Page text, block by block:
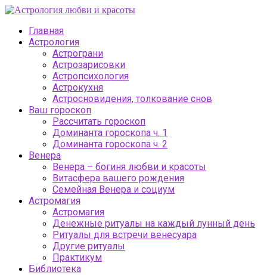
Главная
Астрология
Астрограни
Астрозарисовки
Астропсихология
Астрокухня
Астросновидения, толкование снов
Ваш гороскоп
Рассчитать гороскоп
Доминанта гороскопа ч. 1
Доминанта гороскопа ч. 2
Венера
Венера – богиня любви и красоты
Витасфера вашего рождения
Семейная Венера и социум
Астромагия
Астромагия
Денежные ритуалы на каждый лунный день
Ритуалы для встречи венесуара
Другие ритуалы
Практикум
Библиотека